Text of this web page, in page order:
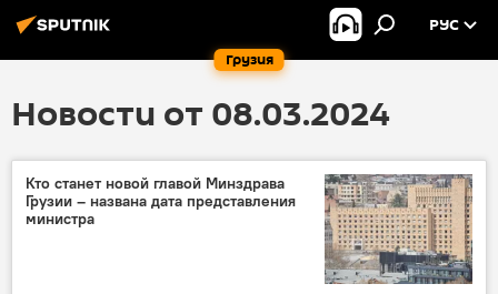
Грузия
РУС
Новости от 08.03.2024
Кто станет новой главой Минздрава
Грузии – названа дата представления
министра